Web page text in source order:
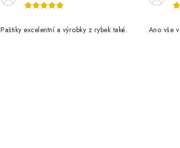
Paštiky excelentní a výrobky z rybek také. Ano vše